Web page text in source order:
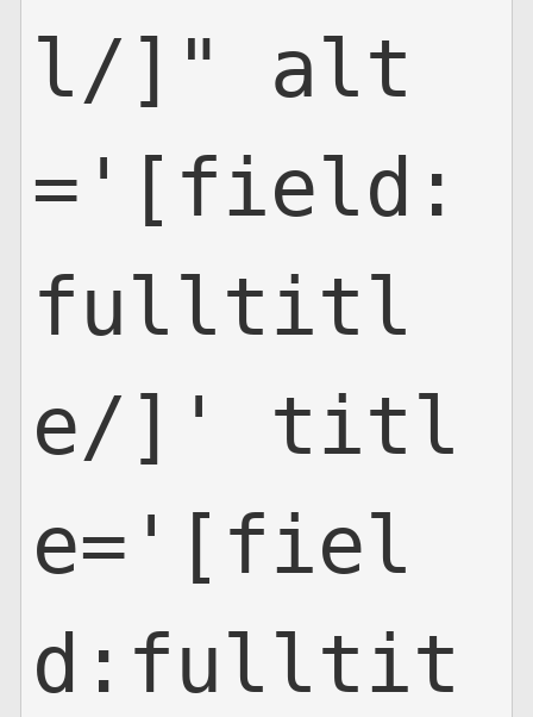
l/]" alt
='[field:
fulltitl
e/]' titl
e='[fiel
d:fulltit